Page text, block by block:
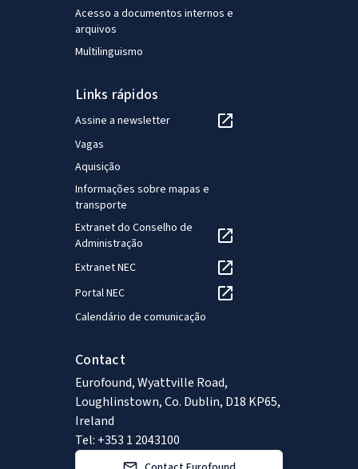
Acesso a documentos internos e
arquivos
Multilinguismo
Links rápidos
Assine a newsletter
Vagas
Aquisição
Informações sobre mapas e
transporte
Extranet do Conselho de
Administração
Extranet NEC
Portal NEC
Calendário de comunicação
Contact
Eurofound, Wyattville Road,
Loughlinstown, Co. Dublin, D18 KP65,
Ireland
Tel: +353 1 2043100